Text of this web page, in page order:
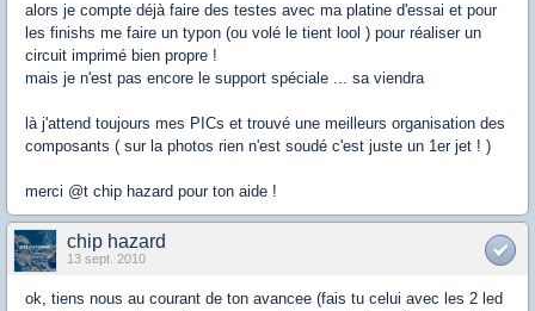
alors je compte déjà faire des testes avec ma platine d'essai et pour
les finishs me faire un typon (ou volé le tient lool ) pour réaliser un
circuit imprimé bien propre !
mais je n'est pas encore le support spéciale ... sa viendra
là j'attend toujours mes PICs et trouvé une meilleurs organisation des
composants ( sur la photos rien n'est soudé c'est juste un 1er jet ! )
merci @t chip hazard pour ton aide !
chip hazard
13 sept. 2010
ok, tiens nous au courant de ton avancee (fais tu celui avec les 2 led